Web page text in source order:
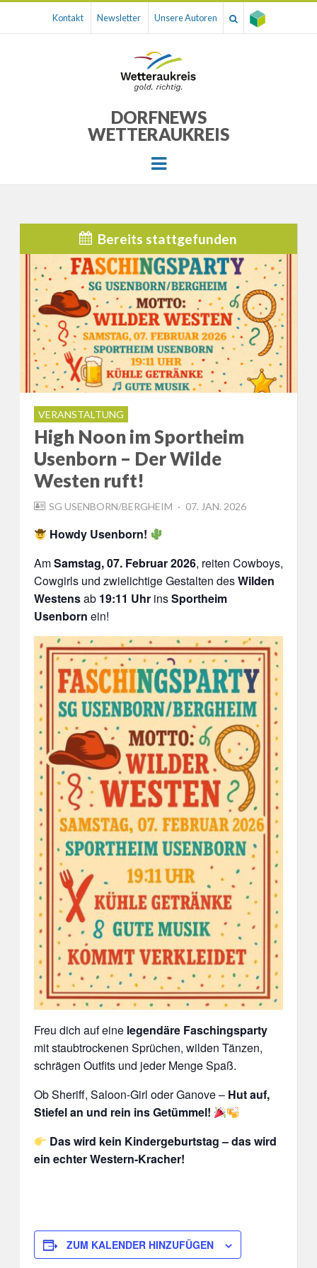
Kontakt Newsletter Unsere Autoren
DORFNEWS
WETTERAUKREIS
Menu
Bereits stattgefunden
VERANSTALTUNG
High Noon im Sportheim
Usenborn – Der Wilde
Westen ruft!
SG USENBORN/BERGHEIM
POSTED
07. JAN. 2026
Howdy Usenborn!
AmSamstag, 07. Februar 2026, reiten Cowboys,
Cowgirls und zwielichtige Gestalten desWilden
Westensab 19:11 UhrinsSportheim
Usenborn ein!
Freu dich auf eine legendäre Faschingsparty
mit staubtrockenen Sprüchen, wilden Tänzen,
schrägen Outfits und jeder Menge Spaß.
Ob Sheriff, Saloon-Girl oder Ganove – Hut auf,
Stiefel an und rein ins Getümmel!
Das wird kein Kindergeburtstag – das wird
ein echter Western-Kracher!
ZUM KALENDER HINZUFÜGEN